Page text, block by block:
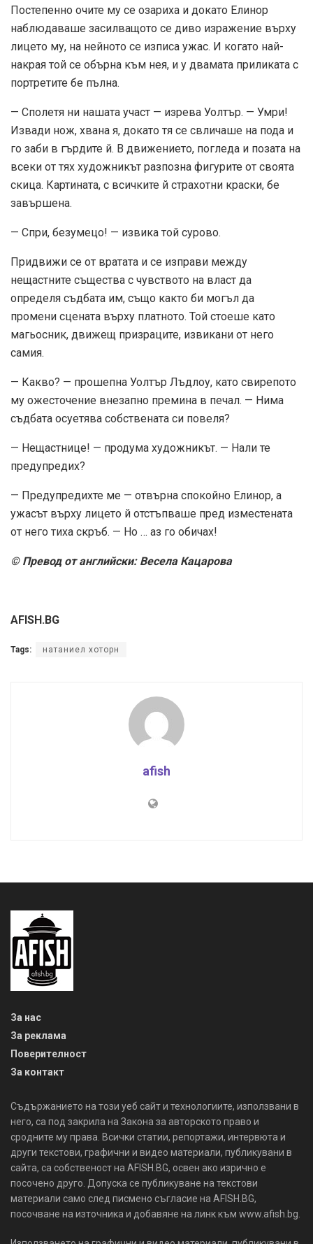
Постепенно очите му се озариха и докато Елинор
наблюдаваше засилващото се диво изражение върху
лицето му, на нейното се изписа ужас. И когато най-
накрая той се обърна към нея, и у двамата приликата с
портретите бе пълна.
— Сполетя ни нашата участ — изрева Уолтър. — Умри!
Извади нож, хвана я, докато тя се свличаше на пода и
го заби в гърдите й. В движението, погледа и позата на
всеки от тях художникът разпозна фигурите от своята
скица. Картината, с всичките й страхотни краски, бе
завършена.
— Спри, безумецо! — извика той сурово.
Придвижи се от вратата и се изправи между
нещастните същества с чувството на власт да
определя съдбата им, също както би могъл да
промени сцената върху платното. Той стоеше като
магьосник, движещ призраците, извикани от него
самия.
— Какво? — прошепна Уолтър Лъдлоу, като свирепото
му ожесточение внезапно премина в печал. — Нима
съдбата осуетява собствената си повеля?
— Нещастнице! — продума художникът. — Нали те
предупредих?
— Предупредихте ме — отвърна спокойно Елинор, а
ужасът върху лицето й отстъпваше пред изместената
от него тиха скръб. — Но … аз го обичах!
© Превод от английски: Весела Кацарова
AFISH.BG
Tags: натаниел хоторн
afish
За нас
За реклама
Поверителност
За контакт
Съдържанието на този уеб сайт и технологиите, използвани в
него, са под закрила на Закона за авторското право и
сродните му права. Всички статии, репортажи, интервюта и
други текстови, графични и видео материали, публикувани в
сайта, са собственост на AFISH.BG, освен ако изрично е
посочено друго. Допуска се публикуване на текстови
материали само след писмено съгласие на AFISH.BG,
посочване на източника и добавяне на линк към www.afish.bg.